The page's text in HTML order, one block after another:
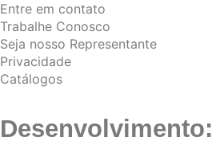
Entre em contato
Trabalhe Conosco
Seja nosso Representante
Privacidade
Catálogos
Desenvolvimento: